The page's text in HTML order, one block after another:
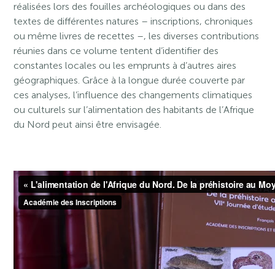
réalisées lors des fouilles archéologiques ou dans des
textes de différentes natures – inscriptions, chroniques
ou même livres de recettes –, les diverses contributions
réunies dans ce volume tentent d’identifier des
constantes locales ou les emprunts à d’autres aires
géographiques. Grâce à la longue durée couverte par
ces analyses, l’influence des changements climatiques
ou culturels sur l’alimentation des habitants de l’Afrique
du Nord peut ainsi être envisagée.